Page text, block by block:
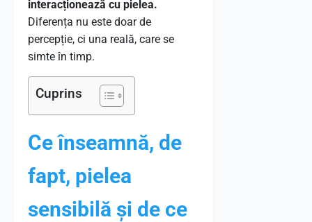
interacționează cu pielea.
Diferența nu este doar de
percepție, ci una reală, care se
simte în timp.
Cuprins
Ce înseamnă, de
fapt, pielea
sensibilă și de ce